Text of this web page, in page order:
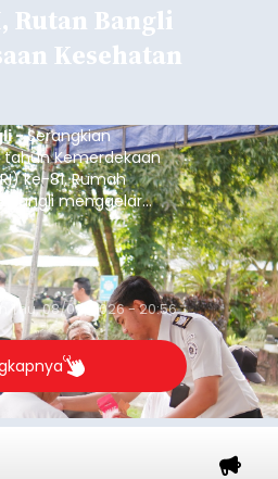
Rutan Bangli
Kesehatan
-Serangkian
Kemerdekaan
ke-81, Rumah
Bangli menggelar
gratis, Rabu
Thu, 08/06/2026 - 20:56